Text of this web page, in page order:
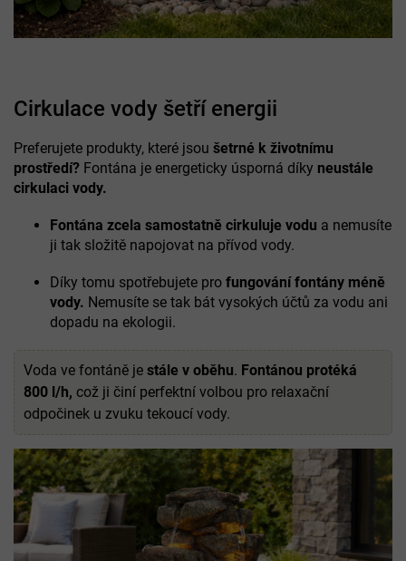
Cirkulace vody šetří energii
Preferujete produkty, které jsou šetrné k životnímu
prostředí? Fontána je energeticky úsporná díky neustále
cirkulaci vody.
Fontána zcela samostatně cirkuluje vodu a nemusíte
ji tak složitě napojovat na přívod vody.
Díky tomu spotřebujete pro fungování fontány méně
vody. Nemusíte se tak bát vysokých účtů za vodu ani
dopadu na ekologii.
Voda ve fontáně je stále v oběhu. Fontánou protéká
800 l/h, což ji činí perfektní volbou pro relaxační
odpočinek u zvuku tekoucí vody.